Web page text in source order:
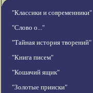
"Классики и современники"
"Слово о..."
"Тайная история творений"
"Книга писем"
"Кошачий ящик"
"Золотые прииски"